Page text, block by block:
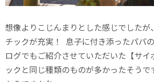
想像よりこじんまりとした感じでしたが
チックが充実！ 息子に付き添ったパパ
ログでもご紹介させていただいた【サイ
ックと同じ種類のものが多かったそうで